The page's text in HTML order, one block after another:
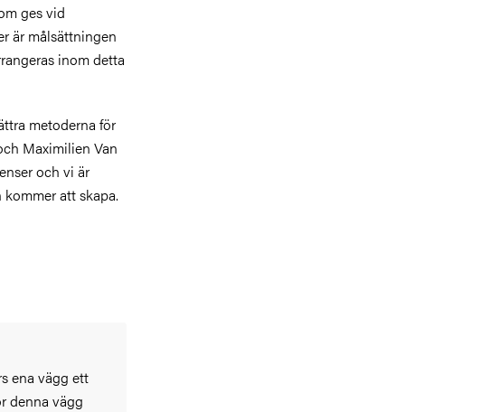
ges vid
är målsättningen
inom detta
metoderna för
Maximilien Van
och vi är
att skapa.
ena vägg ett
denna vägg